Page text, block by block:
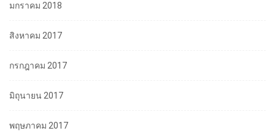
มกราคม 2018
สิงหาคม 2017
กรกฎาคม 2017
มิถุนายน 2017
พฤษภาคม 2017